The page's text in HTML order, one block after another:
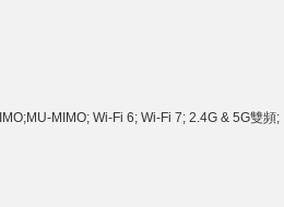
MIMO; Wi-Fi 6; Wi-Fi 7; 2.4G & 5G雙頻;